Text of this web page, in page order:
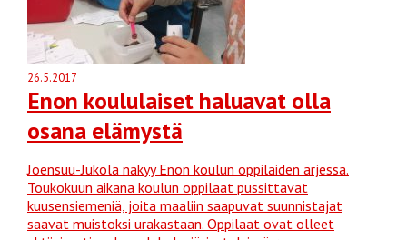
26.5.2017
Enon koululaiset haluavat olla
osana elämystä
Joensuu-Jukola näkyy Enon koulun oppilaiden arjessa.
Toukokuun aikana koulun oppilaat pussittavat
kuusensiemeniä, joita maaliin saapuvat suunnistajat
saavat muistoksi urakastaan. Oppilaat ovat olleet